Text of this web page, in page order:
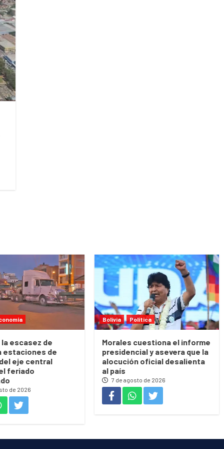
escasez de
estaciones de
eje central
feriado
de 2026
Bolivia Política
Morales cuestiona el informe
presidencial y asevera que la
alocución oficial desalienta
al país
7 de agosto de 2026